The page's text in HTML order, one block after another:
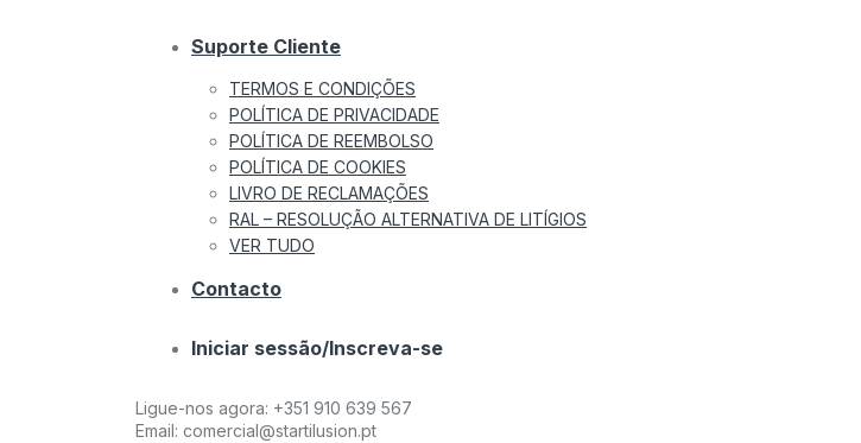
Suporte Cliente
TERMOS E CONDIÇÕES
POLÍTICA DE PRIVACIDADE
POLÍTICA DE REEMBOLSO
POLÍTICA DE COOKIES
LIVRO DE RECLAMAÇÕES
RAL – RESOLUÇÃO ALTERNATIVA DE LITÍGIOS
VER TUDO
Contacto
Iniciar sessão/Inscreva-se
Ligue-nos agora: +351 910 639 567
Email: comercial@startilusion.pt